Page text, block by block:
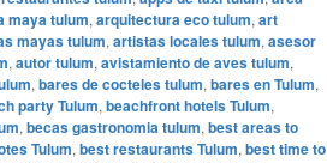
maya tulum, arquitectura eco tulum, art
mayas tulum, artistas locales tulum, asesor
, autor tulum, avistamiento de aves tulum,
, bares de cocteles tulum, bares en Tulum,
party Tulum, beachfront hotels Tulum,
, becas gastronomia tulum, best areas to
Tulum, best restaurants Tulum, best time to